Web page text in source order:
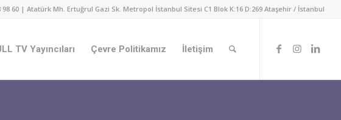
98 60 | Atatürk Mh. Ertuğrul Gazi Sk. Metropol İstanbul Sitesi C1 Blok K:16 D:269 Ataşehir / İstanbul
TV Yayıncıları Çevre Politikamız İletişim